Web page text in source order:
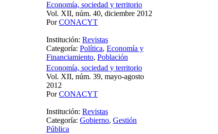
Economía, sociedad y territorio
Vol. XII, núm. 40, diciembre 2012
PorCONACYT
Institución: Revistas
Categoría: Política, Economía y
Financiamiento, Población
Economía, sociedad y territorio
Vol. XII, núm. 39, mayo-agosto
2012
PorCONACYT
Institución: Revistas
Categoría: Gobierno, Gestión
Pública